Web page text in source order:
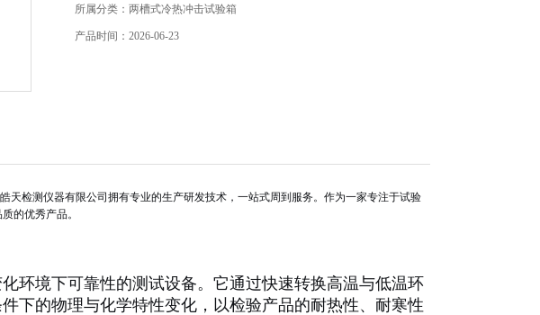
所属分类：两槽式冷热冲击试验箱
产品时间：2026-06-23
天检测仪器有限公司拥有专业的生产研发技术，一站式周到服务。作为一家专注于试验
的优秀产品。
环境下可靠性的测试设备。它通过快速转换高温与低温环
下的物理与化学特性变化，以检验产品的耐热性、耐寒性